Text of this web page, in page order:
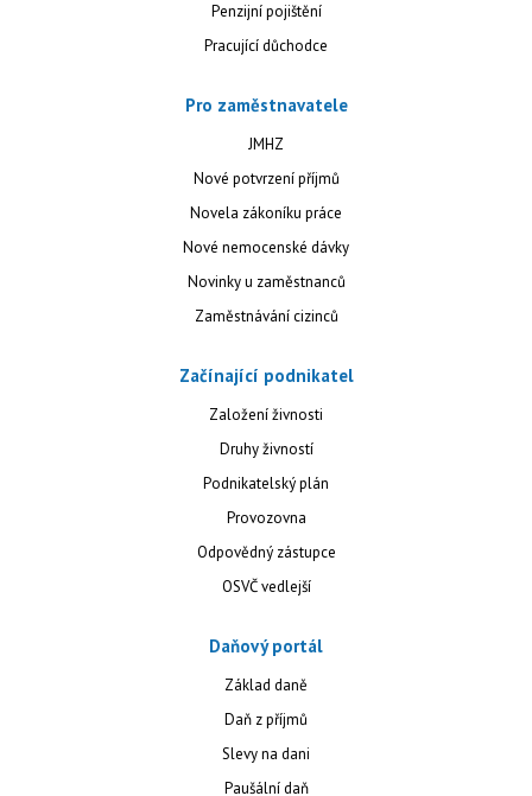
Penzijní pojištění
Pracující důchodce
Pro zaměstnavatele
JMHZ
Nové potvrzení příjmů
Novela zákoníku práce
Nové nemocenské dávky
Novinky u zaměstnanců
Zaměstnávání cizinců
Začínající podnikatel
Založení živnosti
Druhy živností
Podnikatelský plán
Provozovna
Odpovědný zástupce
OSVČ vedlejší
Daňový portál
Základ daně
Daň z příjmů
Slevy na dani
Paušální daň